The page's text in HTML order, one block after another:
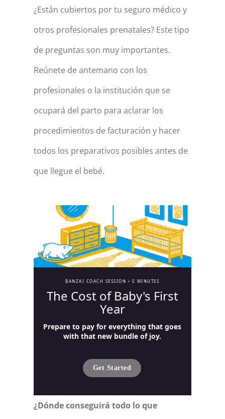
¿Están cubiertos por tu seguro médico y
otros profesionales prenatales? Este tipo
de preguntas son muy importantes.
Reúnete de antemano con los
profesionales o la institución que se
ocupará del parto para aclarar los
procedimientos de facturación y hacer
todos los preparativos posibles antes de
que llegue el bebé.
BANZAI COACH SESSION • 5 MINUTES
The Cost of Baby's First
Year
Prepare to pay for everything that goes
with that new bundle of joy.
Get Started
¿Dónde conseguirá todo lo que